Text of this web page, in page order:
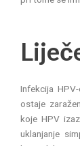
Infekcija
ostaje
koje HPV
uklanjanje